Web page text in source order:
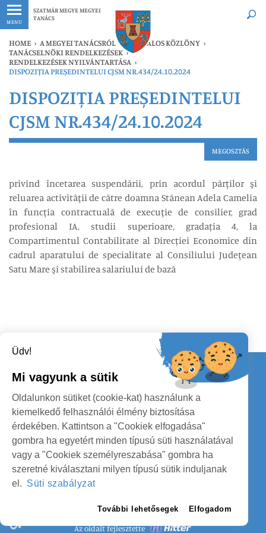
MENU
SZATMÁR MEGYE MEGYEI
TANÁCS
Legfrissebb Bármikor
HOME › A MEGYEI TANÁCSRÓL › HIVATALOS KÖZLÖNY ›
TANÁCSELNÖKI RENDELKEZÉSEK ›
RENDELKEZÉSEK NYILVÁNTARTÁSA ›
DISPOZIȚIA PREȘEDINTELUI CJSM NR.434/24.10.2024
DISPOZIȚIA PREȘEDINTELUI
CJSM NR.434/24.10.2024
MEGOSZTÁS
privind încetarea suspendării, prin acordul părţilor şi
reluarea activităţii de către doamna Stănean Adela Camelia
în funcţia contractuală de execuţie de consilier, grad
profesional IA, studii superioare, gradația 4, la
Compartimentul Contabilitate al Direcției Economice din
cadrul aparatului de specialitate al Consiliului Judeţean
Satu Mare şi stabilirea salariului de bază
SZEMÉLYES ADATOK VÉDELME
Az oldalt fejlesztette
SZATMÁR MEGYE MEGYEI TANÁCS
Kapcsolat
KÖVESSENEK
Üdv!
Mi vagyunk a sütik
Oldalunkon sütiket (cookie-kat) használunk a
kiemelkedő felhasználói élmény biztosítása
érdekében. Kattintson a "Cookiek elfogadása"
gombra ha egyetért minden típusú süti használatával
vagy a "Cookiek személyreszabása" gombra ha
szeretné kiválasztani milyen típusú sütik induljanak
el. Süti szabályzat
További lehetősegek Elfogadom